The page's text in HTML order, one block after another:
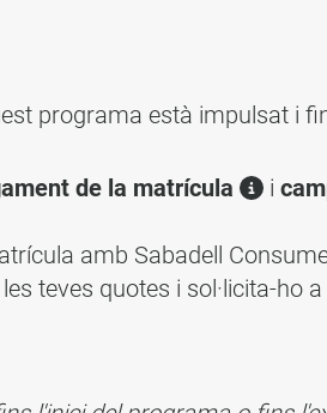
programa està impulsat i
de la matrícula i
amb Sabadell
teves quotes i sol·licita-ho